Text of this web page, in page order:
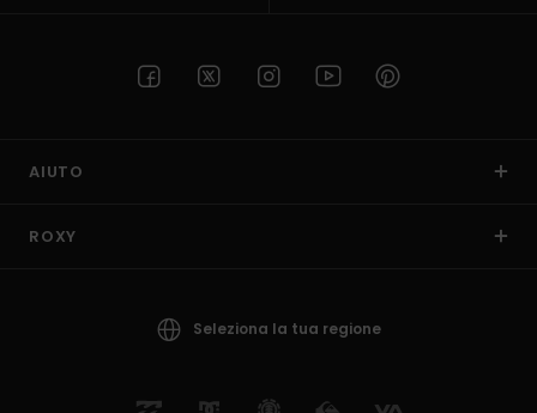
AIUTO
ROXY
Seleziona la tua regione